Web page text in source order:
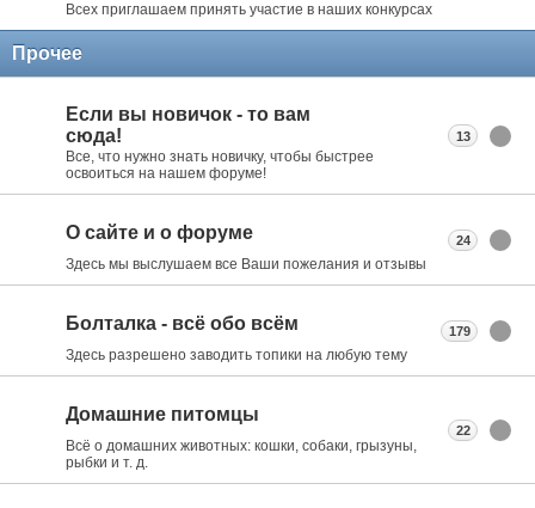
Всех приглашаем принять участие в наших конкурсах
Прочее
Если вы новичок - то вам
сюда!
Все, что нужно знать новичку, чтобы быстрее
освоиться на нашем форуме!
13
О сайте и о форуме
Здесь мы выслушаем все Ваши пожелания и отзывы
24
Болталка - всё обо всём
Здесь разрешено заводить топики на любую тему
179
Домашние питомцы
Всё о домашних животных: кошки, собаки, грызуны,
рыбки и т. д.
22